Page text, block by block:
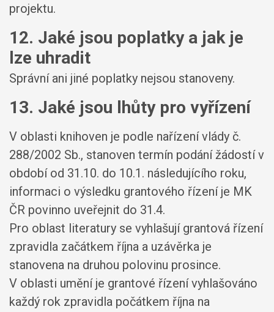
projektu.
12. Jaké jsou poplatky a jak je
lze uhradit
Správní ani jiné poplatky nejsou stanoveny.
13. Jaké jsou lhůty pro vyřízení
V oblasti knihoven je podle nařízení vlády č.
288/2002 Sb., stanoven termín podání žádostí v
období od 31.10. do 10.1. následujícího roku,
informaci o výsledku grantového řízení je MK
ČR povinno uveřejnit do 31.4.
Pro oblast literatury se vyhlašují grantová řízení
zpravidla začátkem října a uzávěrka je
stanovena na druhou polovinu prosince.
V oblasti umění je grantové řízení vyhlašováno
každý rok zpravidla počátkem října na